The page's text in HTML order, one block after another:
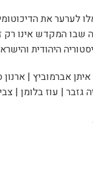
לערער את
המקדש אינו רק
היהודית
אברמוביץ | ארנון
גזבר | עוז בלומן |